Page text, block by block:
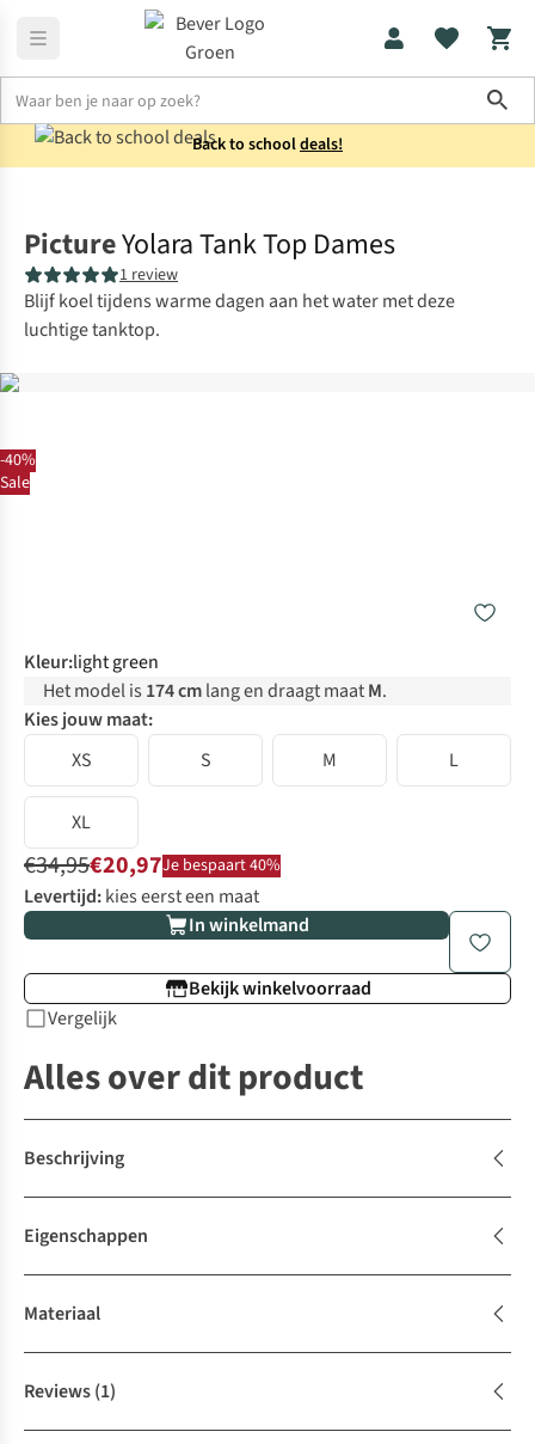
Back to schooldeals!
-40%
Sale
PictureYolara Tank Top Dames
1 review
Blijf koel tijdens warme dagen aan het water met deze
luchtige tanktop.
Kleur:light green
Het model is 174 cmlang en draagt maatM.
Kies jouw maat:
XS
S M L
XL
€34,95€20,97Je bespaart 40%
Levertijd:kies eerst een maat
In winkelmand
Bekijk winkelvoorraad
Vergelijk
Alles over dit product
Beschrijving
Eigenschappen
Materiaal
Reviews(1)